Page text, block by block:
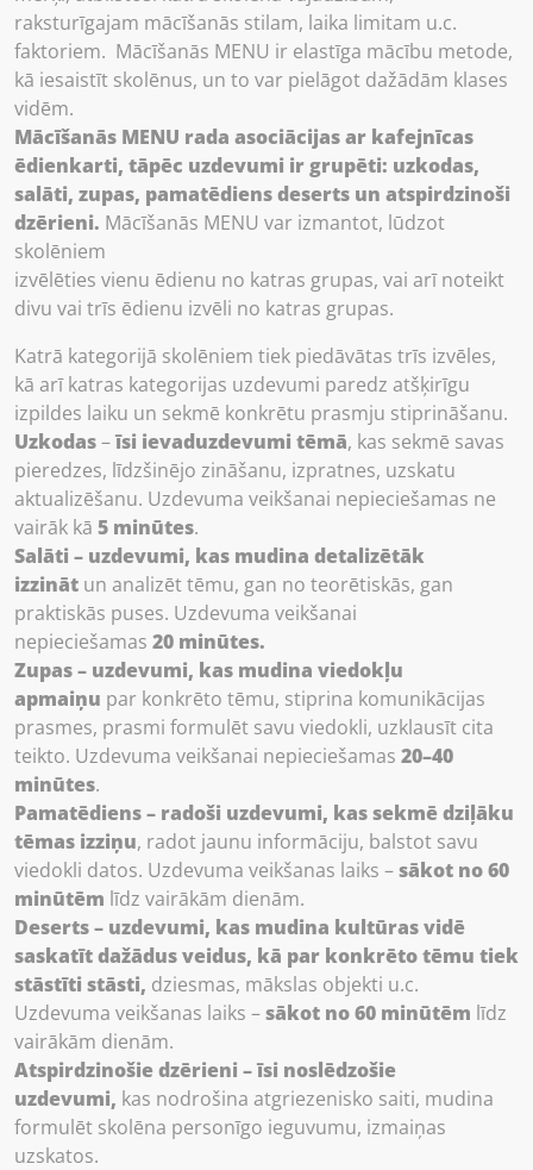
raksturīgajam mācīšanās stilam, laika limitam u.c.
faktoriem. Mācīšanās MENU ir elastīga mācību metode,
kā iesaistīt skolēnus, un to var pielāgot dažādām klases
vidēm.
Mācīšanās MENU rada asociācijas ar kafejnīcas
ēdienkarti, tāpēc uzdevumi ir grupēti: uzkodas,
salāti, zupas, pamatēdiens deserts un atspirdzinoši
dzērieni. Mācīšanās MENU var izmantot, lūdzot
skolēniem
izvēlēties vienu ēdienu no katras grupas, vai arī noteikt
divu vai trīs ēdienu izvēli no katras grupas.
Katrā kategorijā skolēniem tiek piedāvātas trīs izvēles,
kā arī katras kategorijas uzdevumi paredz atšķirīgu
izpildes laiku un sekmē konkrētu prasmju stiprināšanu.
Uzkodas–īsi ievaduzdevumi tēmā, kas sekmē savas
pieredzes, līdzšinējo zināšanu, izpratnes, uzskatu
aktualizēšanu. Uzdevuma veikšanai nepieciešamas ne
vairāk kā 5 minūtes.
Salāti – uzdevumi, kas mudina detalizētāk
izzināt un analizēt tēmu, gan no teorētiskās, gan
praktiskās puses. Uzdevuma veikšanai
nepieciešamas 20 minūtes.
Zupas – uzdevumi, kas mudina viedokļu
apmaiņu par konkrēto tēmu, stiprina komunikācijas
prasmes, prasmi formulēt savu viedokli, uzklausīt cita
teikto. Uzdevuma veikšanai nepieciešamas 20–40
minūtes.
Pamatēdiens – radoši uzdevumi, kas sekmē dziļāku
tēmas izziņu, radot jaunu informāciju, balstot savu
viedokli datos. Uzdevuma veikšanas laiks –sākot no 60
minūtēm līdz vairākām dienām.
Deserts – uzdevumi, kas mudina kultūras vidē
saskatīt dažādus veidus, kā par konkrēto tēmu tiek
stāstīti stāsti, dziesmas, mākslas objekti u.c.
Uzdevuma veikšanas laiks –sākot no 60 minūtēm līdz
vairākām dienām.
Atspirdzinošie dzērieni – īsi noslēdzošie
uzdevumi, kas nodrošina atgriezenisko saiti, mudina
formulēt skolēna personīgo ieguvumu, izmaiņas
uzskatos.